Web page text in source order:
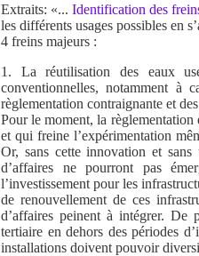
Extraits: «... Identification des
les différents usages possibles en
4 freins majeurs :
1. La réutilisation des eaux
conventionnelles, notamment à
règlementation contraignante et
Pour le moment, la
et qui freine l’expérimentation
Or, sans cette innovation et sans
d’affaires ne pourront pas
l’investissement pour les
de renouvellement de ces
d’affaires peinent à intégrer. De
tertiaire en dehors des périodes
installations doivent pouvoir